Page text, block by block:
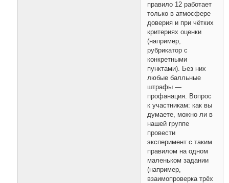
правило 12 работает
только в атмосфере
доверия и при чётких
критериях оценки
(например,
рубрикатор с
конкретными
пунктами). Без них
любые балльные
штрафы —
профанация. Вопрос
к участникам: как вы
думаете, можно ли в
нашей группе
провести
эксперимент с таким
правилом на одном
маленьком задании
(например,
взаимопроверка трёх